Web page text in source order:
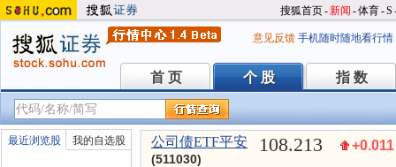
搜狐首页-新闻 -体育-S
意见反馈 手机随时随地看行情
首 页
首 页 个 股
个 股 指 数
指 数
最近浏览股 我的自选股 公司债ETF平安
(511030)
108.213 +0.011